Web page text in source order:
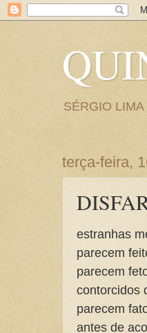
SÉRGIO LIMA
terça-feira,
estranhas
parecem
parecem
contorcidos
parecem
antes de